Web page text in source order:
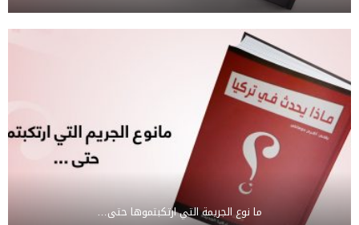
ما نوع الجريمة التي ارتكبتموها حتى…